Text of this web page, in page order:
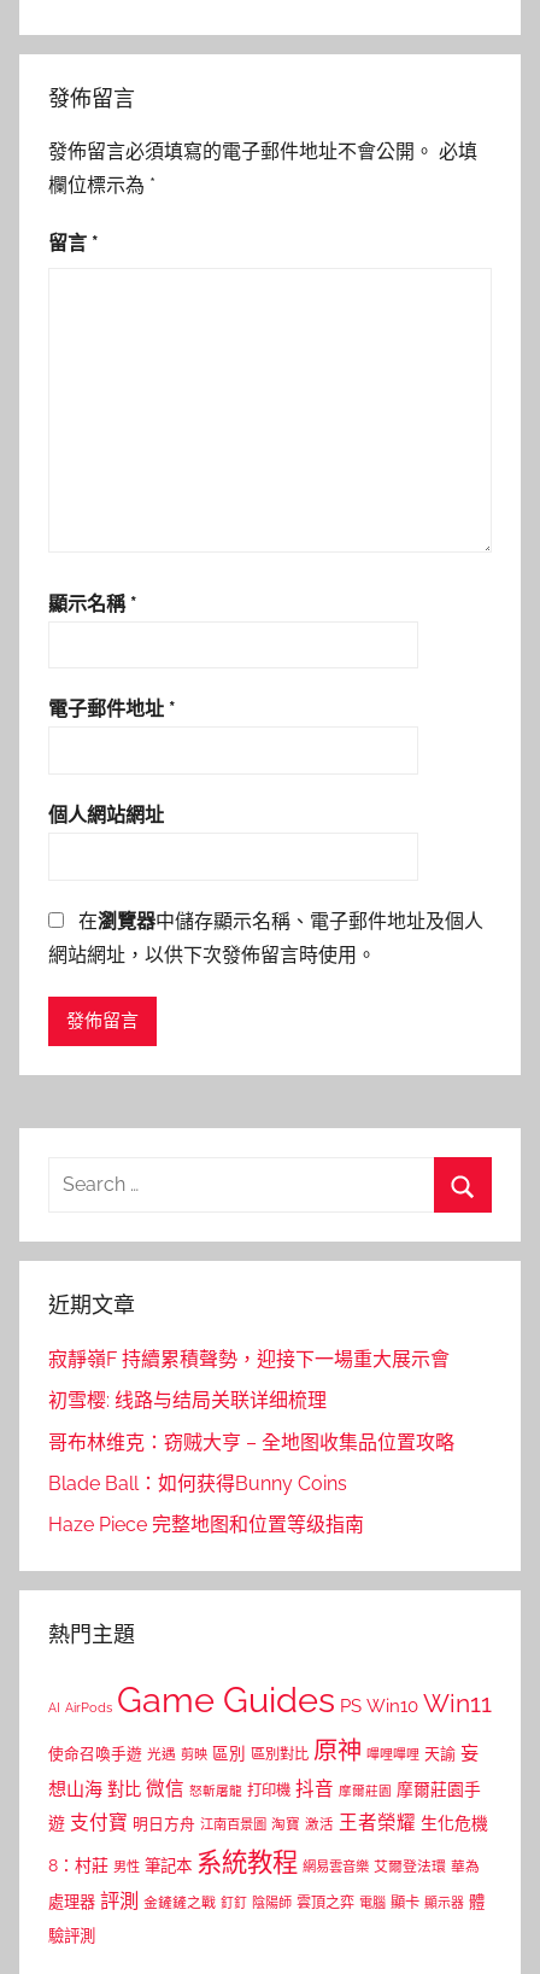
發佈留言
發佈留言必須填寫的電子郵件地址不會公開。 必填
欄位標示為 *
留言 *
顯示名稱 *
電子郵件地址 *
個人網站網址
在瀏覽器中儲存顯示名稱、電子郵件地址及個人
網站網址，以供下次發佈留言時使用。
Search
近期文章
寂靜嶺F 持續累積聲勢，迎接下一場重大展示會
初雪樱: 线路与结局关联详细梳理
哥布林维克：窃贼大亨 – 全地图收集品位置攻略
Blade Ball：如何获得Bunny Coins
Haze Piece 完整地图和位置等级指南
熱門主題
AI AirPods Game Guides PS Win10 Win11
使命召喚手遊 光遇 剪映 區別 區別對比 原神 嗶哩嗶哩 天諭 妄
想山海 對比 微信 怒斬屠龍 打印機 抖音 摩爾莊園 摩爾莊園手
遊 支付寶 明日方舟 江南百景圖 淘寶 激活 王者榮耀 生化危機
8：村莊 男性 筆記本 系統教程 網易雲音樂 艾爾登法環 華為
處理器 評測 金鏟鏟之戰 釘釘 陰陽師 雲頂之弈 電腦 顯卡 顯示器 體
驗評測